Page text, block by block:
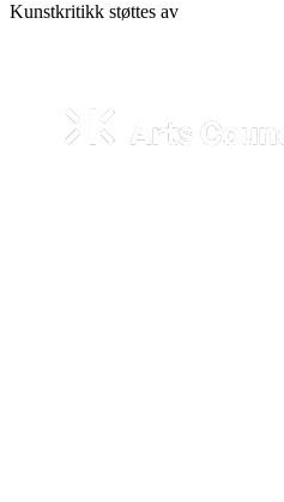
Kunstkritikk støttes av